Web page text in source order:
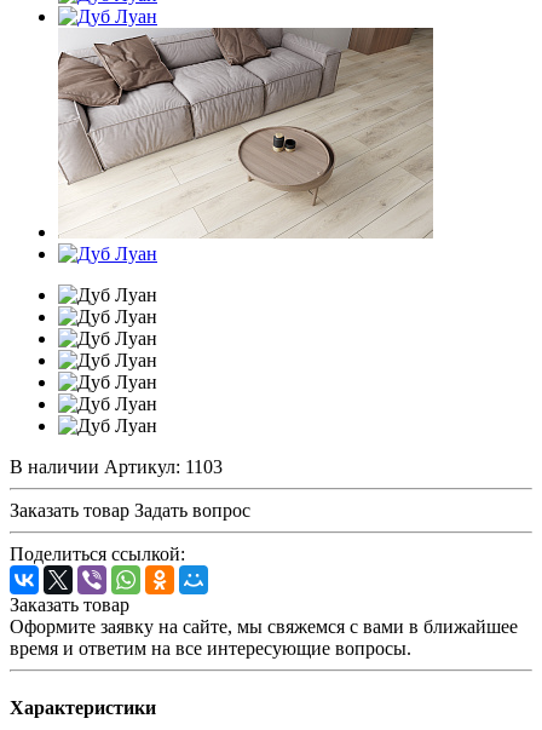
В наличии Артикул: 1103
Заказать товар Задать вопрос
Поделиться ссылкой:
Заказать товар
Оформите заявку на сайте, мы свяжемся с вами в ближайшее
время и ответим на все интересующие вопросы.
Характеристики